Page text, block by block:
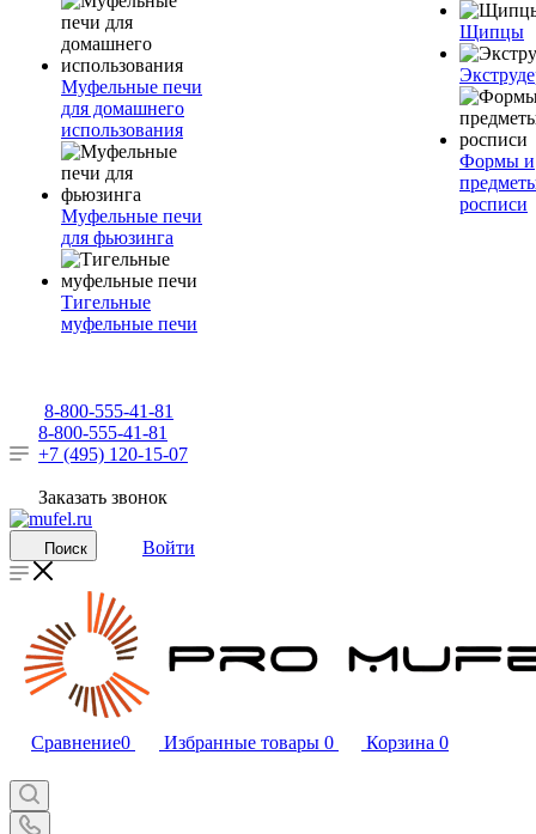
Муфельные печи
для домашнего
использования
Муфельные печи
для фьюзинга
Тигельные
муфельные печи
Щипцы
Формы и
росписи
8-800-555-41-81
8-800-555-41-81
+7 (495) 120-15-07
Заказать звонок
Поиск Войти
Сравнение0 Избранные товары 0 Корзина 0